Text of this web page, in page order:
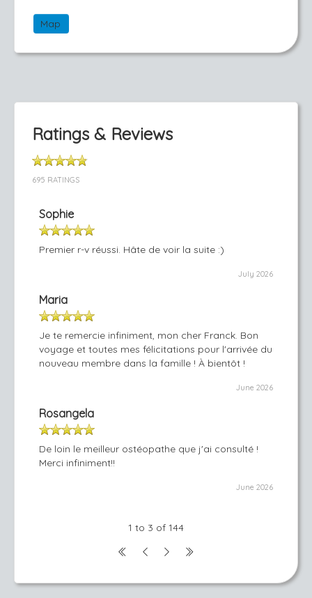
Map
Ratings & Reviews
695 RATINGS
Sophie
Premier r-v réussi. Hâte de voir la suite :)
July 2026
Maria
Je te remercie infiniment, mon cher Franck. Bon
voyage et toutes mes félicitations pour l'arrivée du
nouveau membre dans la famille ! À bientôt !
June 2026
Rosangela
De loin le meilleur ostéopathe que j'ai consulté !
Merci infiniment!!
June 2026
1 to 3 of 144